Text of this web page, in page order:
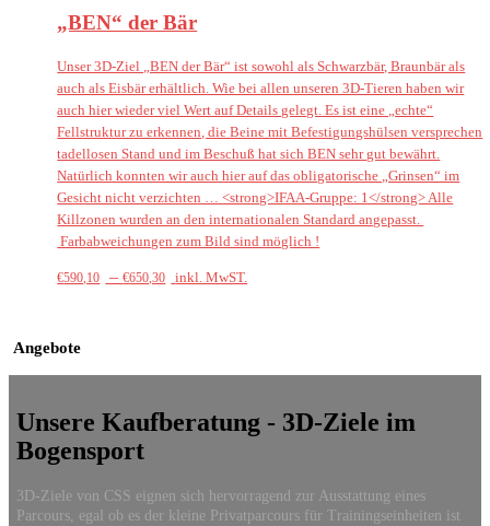
„BEN“ der Bär
Unser 3D-Ziel „BEN der Bär“ ist sowohl als Schwarzbär, Braunbär als
auch als Eisbär erhältlich. Wie bei allen unseren 3D-Tieren haben wir
auch hier wieder viel Wert auf Details gelegt. Es ist eine „echte“
Fellstruktur zu erkennen, die Beine mit Befestigungshülsen versprechen
tadellosen Stand und im Beschuß hat sich BEN sehr gut bewährt.
Natürlich konnten wir auch hier auf das obligatorische „Grinsen“ im
Gesicht nicht verzichten … <strong>IFAA-Gruppe: 1</strong> Alle
Killzonen wurden an den internationalen Standard angepasst.
Farbabweichungen zum Bild sind möglich !
€590,10 –€650,30 inkl. MwST.
Angebote
Unsere Kaufberatung - 3D-Ziele im
Bogensport
3D-Ziele von CSS eignen sich hervorragend zur Ausstattung eines
Parcours, egal ob es der kleine Privatparcours für Trainingseinheiten ist